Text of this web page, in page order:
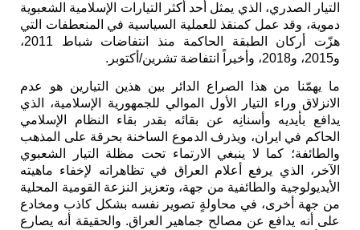
التيار الصدري، الذي يمثل أحد أكثر التيارات الإسلامية الشعبوية
دموية، وقد عمل كمنقذ للعملية السياسية في المنعطفات التي
هزّت أركان الطبقة الحاكمة منذ انتفاضات شباط 2011،
و2015، و2018، وأخيراً انتفاضة تشرين/أكتوبر.
ما يهمّنا من هذا الصراع الدائر بين هذين التيارين هو عدم
الانزلاق وراء التيار الأول الموالي للجمهورية الإسلامية، الذي
يدافع بأيديه وأسنانِه عن بقائه بقدر بقاء النظام الإسلامي
الحاكم في ايران، ويذرف الدموع الساخنة بحرقة على المذهب
والطائفة؛ كما لا ينبغي الارتماء تحت مظلة التيار الشعبوي
الآخر، الذي يرفع أعلام العراق في تظاهراته لإخفاء ماهيته
الأيديولوجية والطائفية من جهة، وتعزيز النزعة القومية المحلية
من جهة أخرى، في محاولةٍ تصوير نفسه بشكل كاذب ومخادع
على أنه يدافع عن مصالح جماهير العراق. والحقيقة أنه يصارع